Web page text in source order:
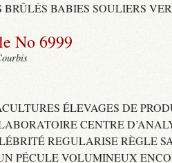
BRÛLÉS BABIES SOULIERS
No 6999
ÉLEVAGES DE
CENTRE
REGULARISE RÈGLE
PÉCULE VOLUMINEUX